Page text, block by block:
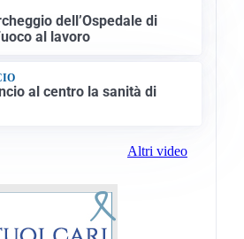
dell’Ospedale di
al lavoro
al centro la sanità di
Altri video